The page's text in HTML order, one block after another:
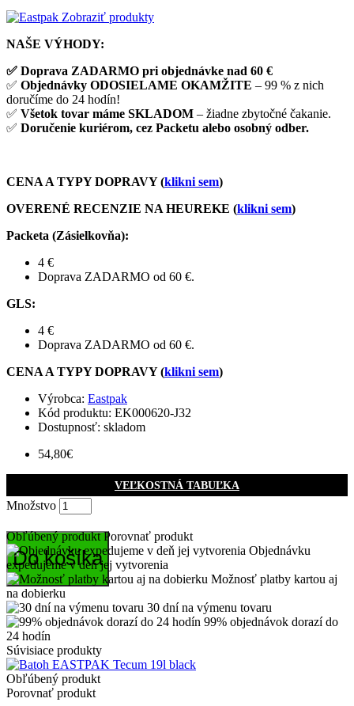
Zobraziť produkty
NAŠE VÝHODY:
✅ Doprava ZADARMO pri objednávke nad 60 €
✅ Objednávky ODOSIELAME OKAMŽITE – 99 % z nich
doručíme do 24 hodín!
✅ Všetok tovar máme SKLADOM – žiadne zbytočné čakanie.
✅ Doručenie kuriérom, cez Packetu alebo osobný odber.
CENA A TYPY DOPRAVY (klikni sem)
OVERENÉ RECENZIE NA HEUREKE (klikni sem)
Packeta (Zásielkovňa):
4 €
Doprava ZADARMO od 60 €.
GLS:
4 €
Doprava ZADARMO od 60 €.
CENA A TYPY DOPRAVY (klikni sem)
Výrobca: Eastpak
Kód produktu: EK000620-J32
Dostupnosť: skladom
54,80€
VEĽKOSTNÁ TABUĽKA
Množstvo
Do košíka
Obľúbený produkt Porovnať produkt
Objednávku
expedujeme v deň jej vytvorenia
Možnosť platby kartou aj
na dobierku
30 dní na výmenu tovaru
99% objednávok dorazí do
24 hodín
Súvisiace produkty
Obľúbený produkt
Porovnať produkt